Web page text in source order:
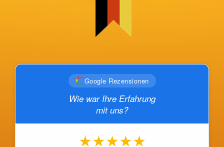
Google Rezensionen
Wie war Ihre Erfahrung
mit uns?
★★★★★